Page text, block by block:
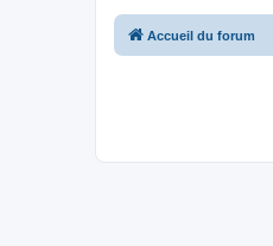
Accueil du forum